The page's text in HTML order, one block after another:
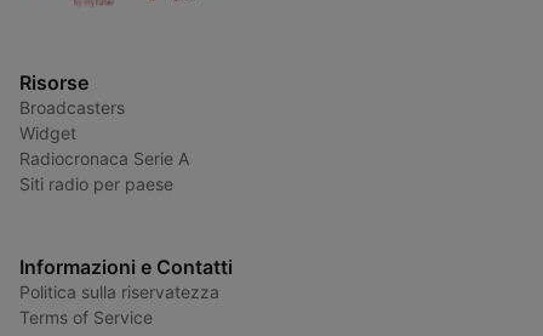
Risorse
Broadcasters
Widget
Radiocronaca Serie A
Siti radio per paese
Informazioni e Contatti
Politica sulla riservatezza
Terms of Service